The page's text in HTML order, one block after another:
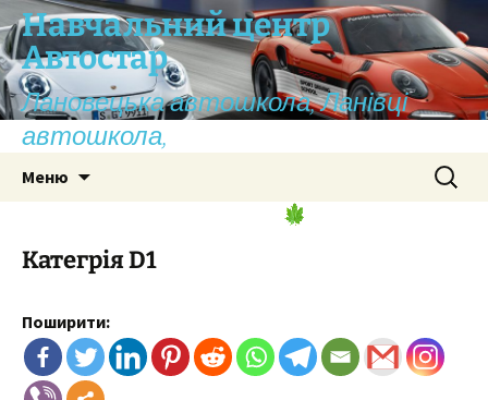
Перейти
до
вмісту
Навчальний центр
Автостар
Лановецька автошкола, Ланівці
автошкола,
Меню Пошук:
Категрія D1
Поширити: